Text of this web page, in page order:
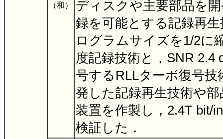
（和）
ディスクや主要部品を
録を可能とする記録再
ログラムサイズを1/2に
度記録技術と，SNR 2.4
号するRLLターボ復号技
発した記録再生技術や
装置を作製し，2.4T bit/
検証した．